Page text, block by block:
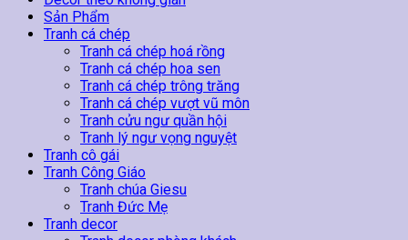
lượng
Sản Phẩm
Tranh cá chép
Tranh cá chép hoá rồng
Tranh cá chép hoa sen
Tranh cá chép trông trăng
Tranh cá chép vượt vũ môn
Tranh cửu ngư quần hội
Tranh lý ngư vọng nguyệt
Tranh cô gái
Tranh Công Giáo
Tranh chúa Giesu
Tranh Đức Mẹ
Tranh decor